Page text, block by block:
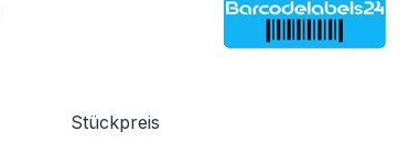
Stückpreis